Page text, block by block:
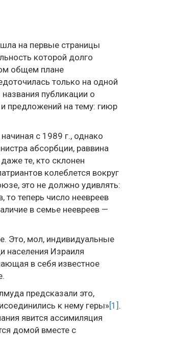
на первые страницы
которой долго
общем плане
только на одной
публикации о
предложений на тему: гиюр
с 1989 г., однако
абсорбции, раввина
те, кто склонен
колеблется вокруг
это не должно удивлять:
теперь число неевреев
в семье неевреев —
Это, мол, индивидуальные
населения Израиля
в себя известное
предсказали это,
к нему геры»[1] .
явится ассимиляция
домой вместе с